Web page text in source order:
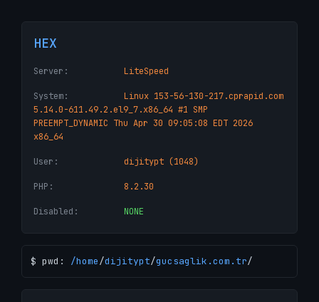
HEX
Server: LiteSpeed
System:
Linux 153-56-130-217.cprapid.com
5.14.0-611.49.2.el9_7.x86_64 #1 SMP
PREEMPT_DYNAMIC Thu Apr 30 09:05:08 EDT 2026
x86_64
User: dijitypt (1048)
PHP: 8.2.30
Disabled: NONE
$ pwd: /home/dijitypt/gucsaglik.com.tr/